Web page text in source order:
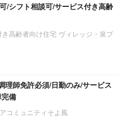
/シフト相談可/サービス付き高齢
高齢者向け住宅 ヴィレッジ・泉プ
理師免許必須/日勤のみ/サービス
備
コミュニティそよ風